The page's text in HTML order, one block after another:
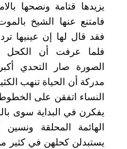
يزيدها قتامة ونصحها
فامتنع عنها الشيخ
فقد قال لها إن عينيها
فلما عرفت أن الكحل
الصورة صار التحدي
مدركة أن الحياة تنهب
النساء اتفقن على
يفكرن في البداية سوى
الهائمة المحلقة ونسين
يستبدلن كحلهن في كثير